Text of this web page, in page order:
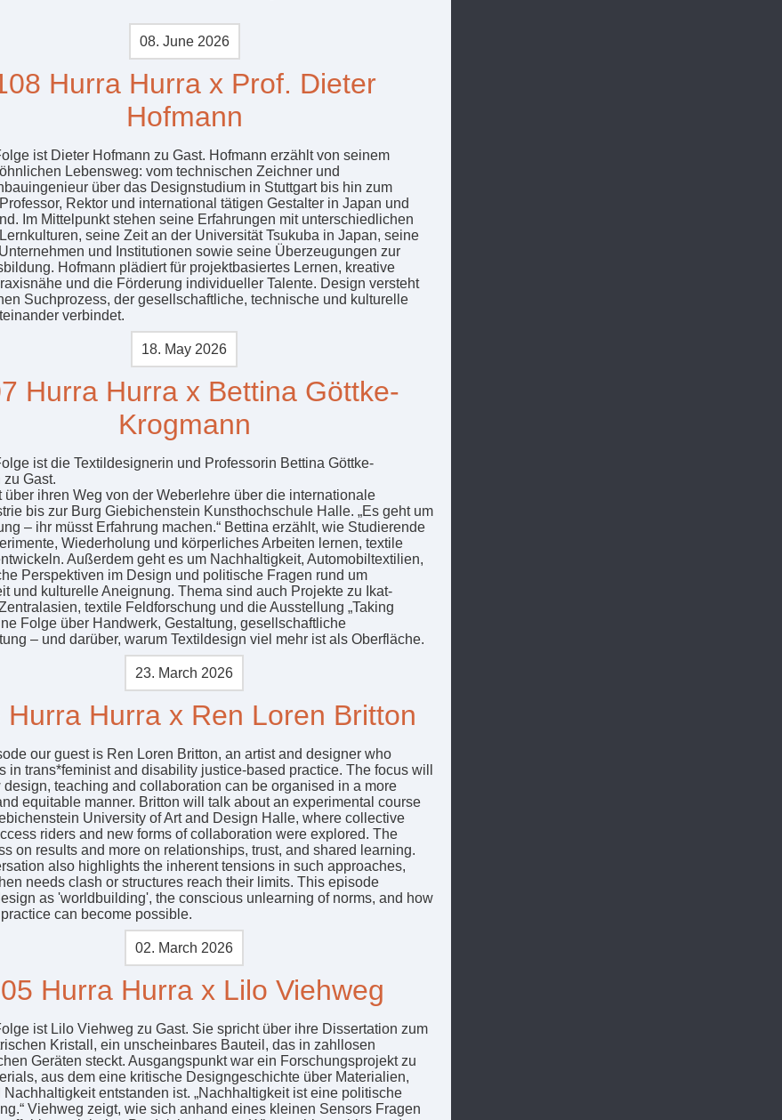
08. June 2026
Hurra Hurra x Prof. Dieter
Hofmann
ist Dieter Hofmann zu Gast. Hofmann erzählt von seinem
Lebensweg: vom technischen Zeichner und
über das Designstudium in Stuttgart bis hin zum
Rektor und international tätigen Gestalter in Japan und
Im Mittelpunkt stehen seine Erfahrungen mit unterschiedlichen
seine Zeit an der Universität Tsukuba in Japan, seine
und Institutionen sowie seine Überzeugungen zur
Hofmann plädiert für projektbasiertes Lernen, kreative
und die Förderung individueller Talente. Design versteht
Suchprozess, der gesellschaftliche, technische und kulturelle
verbindet.
18. May 2026
Hurra Hurra x Bettina Göttke-
Krogmann
ist die Textildesignerin und Professorin Bettina Göttke-
zu Gast.
über ihren Weg von der Weberlehre über die internationale
bis zur Burg Giebichenstein Kunsthochschule Halle. „Es geht um
– ihr müsst Erfahrung machen.“ Bettina erzählt, wie Studierende
Wiederholung und körperliches Arbeiten lernen, textile
Außerdem geht es um Nachhaltigkeit, Automobiltextilien,
Perspektiven im Design und politische Fragen rund um
und kulturelle Aneignung. Thema sind auch Projekte zu Ikat-
textile Feldforschung und die Ausstellung „Taking
Folge über Handwerk, Gestaltung, gesellschaftliche
– und darüber, warum Textildesign viel mehr ist als Oberfläche.
23. March 2026
Hurra Hurra x Ren Loren Britton
our guest is Ren Loren Britton, an artist and designer who
in trans*feminist and disability justice-based practice. The focus will
design, teaching and collaboration can be organised in a more
equitable manner. Britton will talk about an experimental course
University of Art and Design Halle, where collective
riders and new forms of collaboration were explored. The
on results and more on relationships, trust, and shared learning.
also highlights the inherent tensions in such approaches,
needs clash or structures reach their limits. This episode
as 'worldbuilding', the conscious unlearning of norms, and how
can become possible.
02. March 2026
Hurra Hurra x Lilo Viehweg
ist Lilo Viehweg zu Gast. Sie spricht über ihre Dissertation zum
Kristall, ein unscheinbares Bauteil, das in zahllosen
Geräten steckt. Ausgangspunkt war ein Forschungsprojekt zu
aus dem eine kritische Designgeschichte über Materialien,
Nachhaltigkeit entstanden ist. „Nachhaltigkeit ist eine politische
Viehweg zeigt, wie sich anhand eines kleinen Sensors Fragen